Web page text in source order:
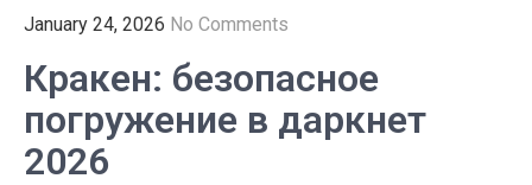
January 24, 2026 No Comments
Кракен: безопасное
погружение в даркнет
2026